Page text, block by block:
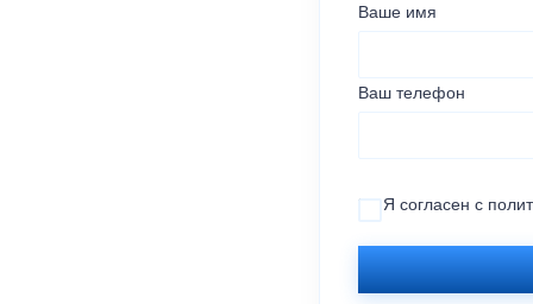
Ваше имя
Ваш телефон
Я согласен с